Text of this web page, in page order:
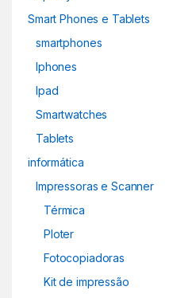
Smart Phones e Tablets
smartphones
Iphones
Ipad
Smartwatches
Tablets
informática
Impressoras e Scanner
Térmica
Ploter
Fotocopiadoras
Kit de impressão